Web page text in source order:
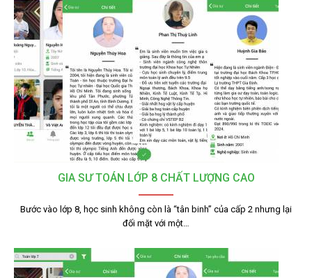
GIA SƯ TOÁN LỚP 8 CHẤT LƯỢNG CAO
Bước vào lớp 8, học sinh không còn là “tân binh” của cấp 2 nhưng lại
đối mặt với một…